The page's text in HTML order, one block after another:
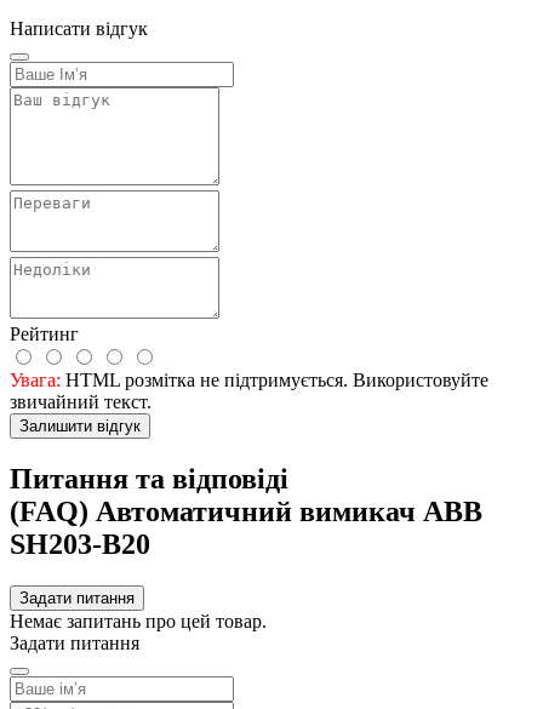
Написати відгук
Рейтинг
Увага: HTML розмітка не підтримується. Використовуйте
звичайний текст.
Залишити відгук
Питання та відповіді
(FAQ) Автоматичний вимикач ABB
SH203-B20
Задати питання
Немає запитань про цей товар.
Задати питання